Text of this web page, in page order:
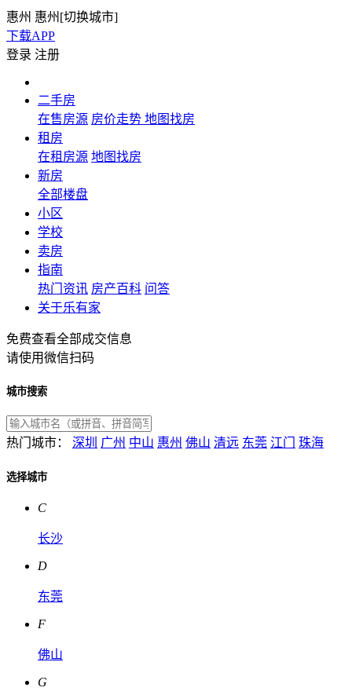
惠州 惠州[切换城市]
下载APP
登录 注册
二手房
在售房源 房价走势 地图找房
租房
在租房源 地图找房
新房
全部楼盘
小区
学校
卖房
指南
热门资讯 房产百科 问答
关于乐有家
免费查看全部成交信息
请使用微信扫码
城市搜索
热门城市： 深圳 广州 中山 惠州 佛山 清远 东莞 江门 珠海
选择城市
C
长沙
D
东莞
F
佛山
G